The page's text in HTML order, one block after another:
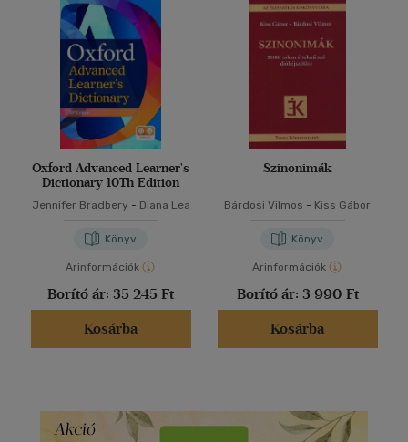
Oxford Advanced Learner's
Dictionary 10Th Edition
Jennifer Bradbery - Diana Lea
Könyv
Árinformációk
Borító ár: 35 245 Ft
Kosárba
Szinonimák
Bárdosi Vilmos - Kiss Gábor
Könyv
Árinformációk
Borító ár: 3 990 Ft
Kosárba